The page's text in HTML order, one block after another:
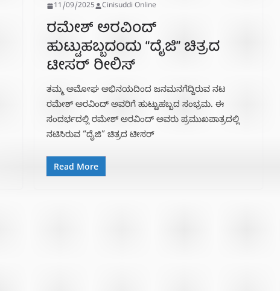
11/09/2025 Cinisuddi Online
ರಮೇಶ್ ಅರವಿಂದ್
ಹುಟ್ಟುಹಬ್ಬದಂದು‌ “ದೈಜಿ” ಚಿತ್ರದ
ಟೀಸರ್ ರೀಲಿಸ್
ತಮ್ಮ ಅಮೋಘ ಅಭಿನಯದಿಂದ ಜನಮನಗೆದ್ದಿರುವ ನಟ
ರಮೇಶ್ ಅರವಿಂದ್ ಅವರಿಗೆ ಹುಟ್ಟುಹಬ್ಬದ ಸಂಭ್ರಮ. ಈ
ಸಂದರ್ಭದಲ್ಲಿ ರಮೇಶ್ ಅರವಿಂದ್ ಅವರು ಪ್ರಮುಖಪಾತ್ರದಲ್ಲಿ
ನಟಿಸಿರುವ “ದೈಜಿ” ಚಿತ್ರದ ಟೀಸರ್
Read More